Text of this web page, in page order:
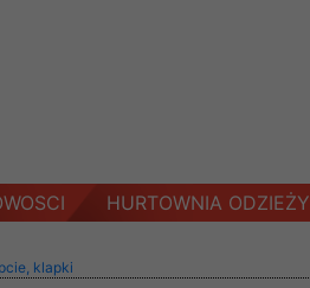
HURTOWNIA ODZIEŻY
klapki